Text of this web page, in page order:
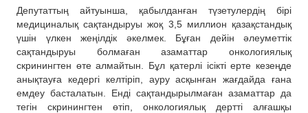
Депутаттың айтуынша, қабылданған түзетулердің бірі
медициналық сақтандыруы жоқ 3,5 миллион қазақстандық
үшін үлкен жеңілдік әкелмек. Бұған дейін әлеуметтік
сақтандыруы болмаған азаматтар онкологиялық
скринингтен өте алмайтын. Бұл қатерлі ісікті ерте кезеңде
анықтауға кедергі келтіріп, ауру асқынған жағдайда ғана
емдеу басталатын. Енді сақтандырылмаған азаматтар да
тегін скринингтен өтіп, онкологиялық дертті алғашқы